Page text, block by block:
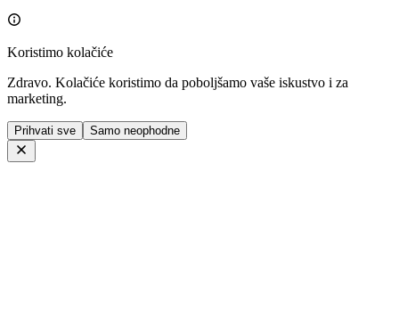
Koristimo kolačiće
Zdravo. Kolačiće koristimo da poboljšamo vaše iskustvo i za
marketing.
Prihvati sve Samo neophodne